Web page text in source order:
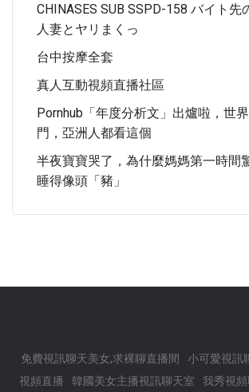
CHINASES SUB SSPD-158 バイト先
人妻とヤリまくっ
台中按摩全套
真人互動視頻直播社區
Pornhub「年度分析文」出爐啦，世
門，亞洲人都看這個
半夜寶寶哭了，為什麼媽媽第一時間
睡得像頭「豬」
免費視訊聊天美女,求裸聊直播間 小可愛視訊
視頻直播
韓國美女主播視訊聊天室
我秀視